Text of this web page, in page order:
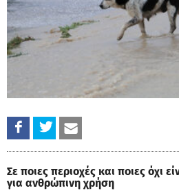
Σε ποιες περιοχές και ποιες όχι
για ανθρώπινη χρήση